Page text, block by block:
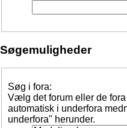
Søgemuligheder
Søg i fora:
Vælg det forum eller de
automatisk i underfora
underfora" herunder.